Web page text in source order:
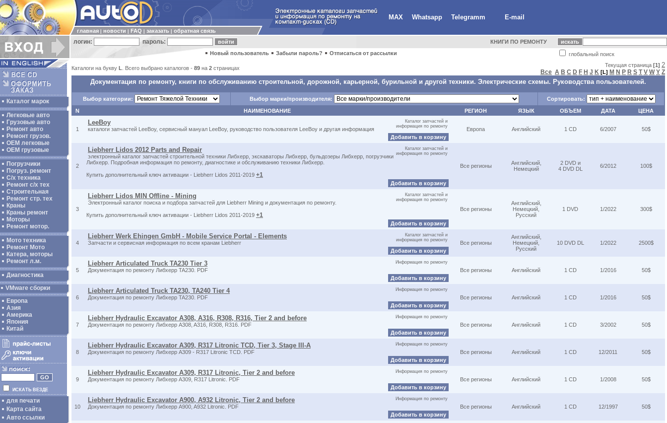
MAX Whatsapp Telegramm E-mail
главная новости FAQ заказать обратная связь
логин: пароль: КНИГИ ПО РЕМОНТУ
глобальный поиск
Новый пользователь Забыли пароль? Отписаться от рассылки
Каталог марок
Легковые авто
Грузовые авто
Ремонт авто
Ремонт грузов.
ОЕМ легковые
OEM грузовые
Погрузчики
Погруз. ремонт
С/х техника
Ремонт с/х тех
Строительная
Ремонт стр. тех
Краны
Краны ремонт
Моторы
Ремонт мотор.
Мото техника
Ремонт Мото
Катера, моторы
Ремонт л.м.
Диагностика
VMware сборки
Европа
Азия
Америка
Япония
Китай
ИСКАТЬ ВЕЗДЕ
для печати
Карта сайта
Авто ссылки
Каталоги на букву L . Всего выбрано каталогов - 89 на 2 страницах Текущая страница [1] 2
Все A B C D F H J K [L] M N P R S T V W Y Z
Документация по ремонту, книги по обслуживанию строительной, дорожной, карьерной, бурильной и другой техники. Электрические схемы. Руководства пользователей.
Выбор категории: Выбор марки/производителя:
Сортировать:
N
НАИМЕНОВАНИЕ РЕГИОН ЯЗЫК ОБЪЕМ ДАТА ЦЕНА
1
LeeBoy
каталоги запчастей LeeBoy, сервисный мануал LeeBoy, руководство пользователя LeeBoy и другая информация
Каталог запчастей и
информация по ремонту
Добавить в корзину
Европа Английский 1 CD 6/2007 50$
2
Liebherr Lidos 2012 Parts and Repair
электронный каталог запчастей строительной техники Либхерр, экскаваторы Либхерр, бульдозеры Либхерр, погрузчики
Либхерр. Подробная информация по ремонту, диагностике и обслуживанию техники Либхерр.
Купить дополнительный ключ активации - Liebherr Lidos 2011-2019 +1
Каталог запчастей и
информация по ремонту
Добавить в корзину
Все регионы
Английский,
Немецкий
2 DVD и
4 DVD DL
6/2012 100$
3
Liebherr Lidos MIN Offline - Mining
Электронный каталог поиска и подбора запчастей для Liebherr Mining и документация по ремонту.
Купить дополнительный ключ активации - Liebherr Lidos 2011-2019 +1
Каталог запчастей и
информация по ремонту
Добавить в корзину
Все регионы
Английский,
Немецкий,
Русский
1 DVD 1/2022 300$
4
Liebherr Werk Ehingen GmbH - Mobile Service Portal - Elements
Запчасти и сервисная информация по всем кранам Liebherr
Каталог запчастей и
информация по ремонту
Добавить в корзину
Все регионы
Английский,
Немецкий,
Русский
10 DVD DL 1/2022 2500$
5
Liebherr Articulated Truck TA230 Tier 3
Документация по ремонту Либхерр TA230. PDF
Информация по ремонту
Добавить в корзину
Все регионы Английский 1 CD 1/2016 50$
6
Liebherr Articulated Truck TA230, TA240 Tier 4
Документация по ремонту Либхерр TA230. PDF
Информация по ремонту
Добавить в корзину
Все регионы Английский 1 CD 1/2016 50$
7
Liebherr Hydraulic Excavator A308, A316, R308, R316, Tier 2 and before
Документация по ремонту Либхерр A308, A316, R308, R316. PDF
Информация по ремонту
Добавить в корзину
Все регионы Английский 1 CD 3/2002 50$
8
Liebherr Hydraulic Excavator A309, R317 Litronic TCD, Tier 3, Stage III-A
Документация по ремонту Либхерр A309 - R317 Litronic TCD. PDF
Информация по ремонту
Добавить в корзину
Все регионы Английский 1 CD 12/2011 50$
9
Liebherr Hydraulic Excavator A309, R317 Litronic, Tier 2 and before
Документация по ремонту Либхерр A309, R317 Litronic. PDF
Информация по ремонту
Добавить в корзину
Все регионы Английский 1 CD 1/2008 50$
10
Liebherr Hydraulic Excavator A900, A932 Litronic, Tier 2 and before
Документация по ремонту Либхерр A900, A932 Litronic. PDF
Информация по ремонту
Добавить в корзину
Все регионы Английский 1 CD 12/1997 50$